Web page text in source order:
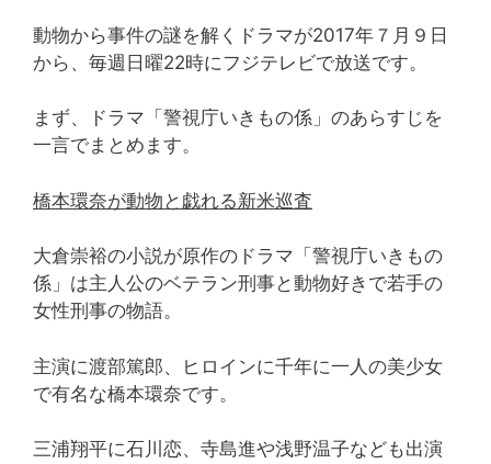
動物から事件の謎を解くドラマが2017年７月９日
から、毎週日曜22時にフジテレビで放送です。
まず、ドラマ「警視庁いきもの係」のあらすじを
一言でまとめます。
橋本環奈が動物と戯れる新米巡査
大倉崇裕の小説が原作のドラマ「警視庁いきもの
係」は主人公のベテラン刑事と動物好きで若手の
女性刑事の物語。
主演に渡部篤郎、ヒロインに千年に一人の美少女
で有名な橋本環奈です。
三浦翔平に石川恋、寺島進や浅野温子なども出演